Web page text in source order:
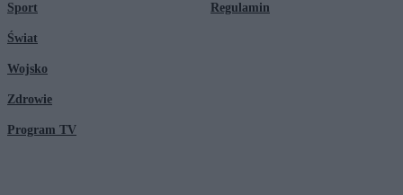
Sport
Świat
Wojsko
Zdrowie
Program TV
Regulamin